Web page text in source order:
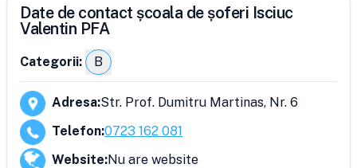
Date de contact școala de șoferi Isciuc
Valentin PFA
Categorii: B
Adresa:Str. Prof. Dumitru Martinas, Nr. 6
Telefon:0723 162 081
Website:Nu are website